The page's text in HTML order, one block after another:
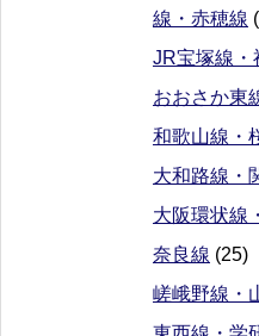
線・赤穂線
JR宝塚線・
おおさか東
和歌山線・
大和路線・
大阪環状線
奈良線 (25)
嵯峨野線・